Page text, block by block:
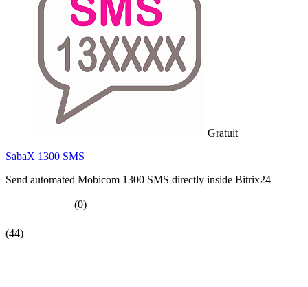
Gratuit
SabaX 1300 SMS
Send automated Mobicom 1300 SMS directly inside Bitrix24
(0)
(44)